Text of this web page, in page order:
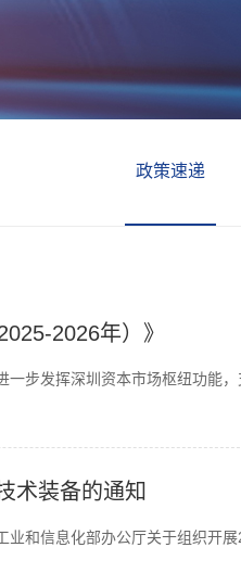
政策速递
2026年）》
一步发挥深圳资本市场枢纽功能，
术装备的通知
业和信息化部办公厅关于组织开展